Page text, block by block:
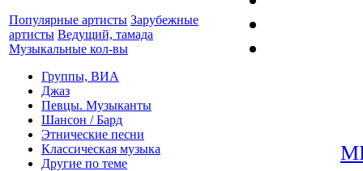
Популярные артисты Зарубежные
артисты Ведущий, тамада
Музыкальные кол-вы
Группы, ВИА
Джаз
Певцы. Музыканты
Шансон / Бард
Этнические песни
Классическая музыка
Другие по теме